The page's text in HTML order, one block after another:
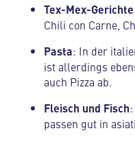
Tex-Mex-Gerichte
Chili con Carne,
Pasta: In der
ist allerdings
auch Pizza ab.
Fleisch und Fisch
passen gut in